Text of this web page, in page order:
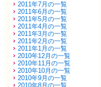
2011年7月の一覧
2011年6月の一覧
2011年5月の一覧
2011年4月の一覧
2011年3月の一覧
2011年2月の一覧
2011年1月の一覧
2010年12月の一覧
2010年11月の一覧
2010年10月の一覧
2010年9月の一覧
2010年8月の一覧